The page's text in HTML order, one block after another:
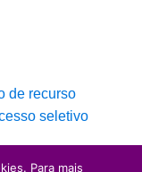
de recurso
seletivo
Para mais